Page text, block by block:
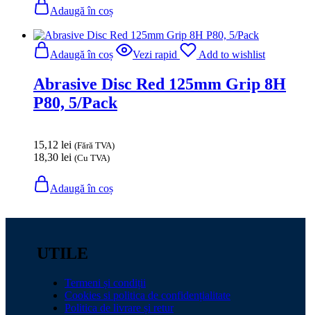
Adaugă în coș
Adaugă în coș Vezi rapid Add to wishlist
Abrasive Disc Red 125mm Grip 8H
P80, 5/Pack
15,12 lei (Fără TVA)
18,30 lei (Cu TVA)
Adaugă în coș
UTILE
Termeni și condiții
Cookies si politica de confidențialitate
Politica de livrare și retur